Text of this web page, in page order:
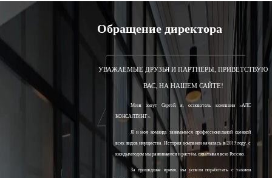
Обращение директора
УВАЖАЕМЫЕ ДРУЗЬЯ И ПАРТНЕРЫ, ПРИВЕТСТВУЮ
ВАС, НА НАШЕМ САЙТЕ!
Меня зовут Сергей, я, основатель компании «АЛС
КОНСАЛТИНГ».
Я и моя команда занимаемся профессиональной оценкой
всех видов имущества. История компании началась в 2013 году, с
каждым годом мы развиваемся и растём, охватывая всю Россию.
За прошедшее время, мы успели поработать с такими